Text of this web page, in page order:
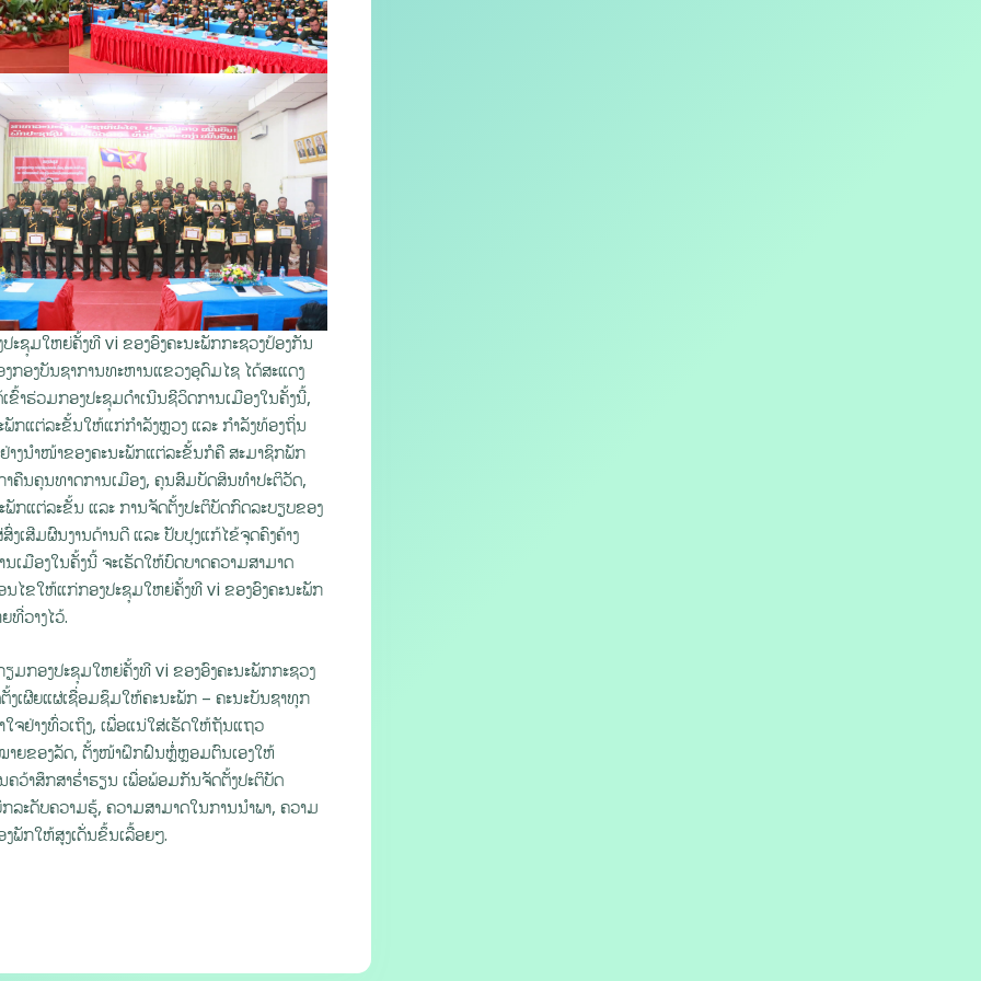
ະຊຸມໃຫຍ່ຄັ້ງທີ vi ຂອງອົງຄະນະພັກກະຊວງປ້ອງກັນ
ກອງບັນຊາການທະຫານແຂວງອຸດົມໄຊ ໄດ້ສະແດງ
າຮ່ວມກອງປະຊຸມດຳເນີນຊີວິດການເມືອງໃນຄັ້ງນີ້,
ພັກແຕ່ລະຂັ້ນໃຫ້ແກ່ກຳລັງຫຼວງ ແລະ ກຳລັງທ້ອງຖິ່ນ
າງນຳໜ້າຂອງຄະນະພັກແຕ່ລະຂັ້ນກໍຄື ສະມາຊິກພັກ
ນຄຸນທາດການເມືອງ, ຄຸນສົມບັດສິນທຳປະຕິວັດ,
ກແຕ່ລະຂັ້ນ ແລະ ການຈັດຕັ້ງປະຕິບັດກົດລະບຽບຂອງ
ເສີມຜົນງານດ້ານດີ ແລະ ປັບປຸງແກ້ໄຂ້ຈຸດຄົງຄ້າງ
ມືອງໃນຄັ້ງນີ້ ຈະເຮັດໃຫ້ບົດບາດຄວາມສາມາດ
ໄຂໃຫ້ແກ່ກອງປະຊຸມໃຫຍ່ຄັ້ງທີ vi ຂອງອົງຄະນະພັກ
ທີ່ວາງໄວ້.
ມກອງປະຊຸມໃຫຍ່ຄັ້ງທີ vi ຂອງອົງຄະນະພັກກະຊວງ
ງເຜີຍແຜ່ເຊື່ອມຊຶມໃຫ້ຄະນະພັກ – ຄະນະບັນຊາທຸກ
ຢ່າງທົ່ວເຖິງ, ເພື່ອແນ່ໃສ່ເຮັດໃຫ້ຖັນແຖວ
ຍຂອງລັດ, ຕັ້ງໜ້າຝຶກຝົນຫຼໍ່ຫຼອມຕົນເອງໃຫ້
ວ້າສຶກສາຮ່ຳຮຽນ ເພື່ອພ້ອມກັນຈັດຕັ້ງປະຕິບັດ
ລະດັບຄວາມຮູ້, ຄວາມສາມາດໃນການນຳພາ, ຄວາມ
ພັກໃຫ້ສູງເດັ່ນຂຶ້ນເລື້ອຍໆ.